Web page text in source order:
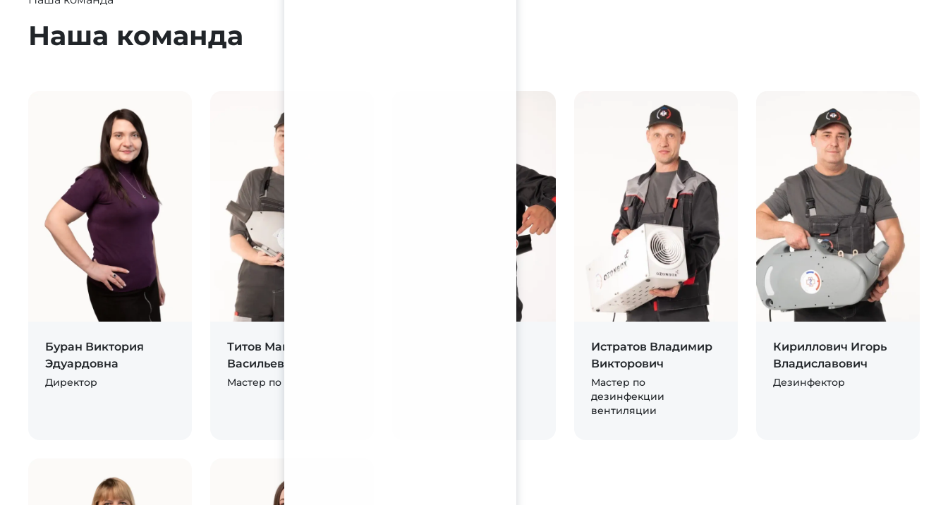
Наша команда
Буран Виктория
Эдуардовна
Директор
Титов Максим
Васильевич
Мастер по химчистке
Истратов Владимир
Викторович
Мастер по
дезинфекции
вентиляции
Кириллович Игорь
Владиславович
Дезинфектор